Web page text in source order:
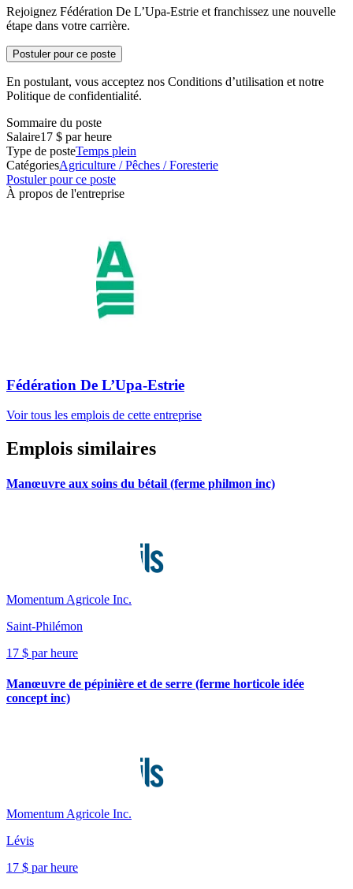
Rejoignez Fédération De L’Upa-Estrie et franchissez une nouvelle
étape dans votre carrière.
Postuler pour ce poste
En postulant, vous acceptez nos Conditions d’utilisation et notre
Politique de confidentialité.
Sommaire du poste
Salaire17 $ par heure
Type de posteTemps plein
CatégoriesAgriculture / Pêches / Foresterie
Postuler pour ce poste
À propos de l'entreprise
Fédération De L’Upa-Estrie
Voir tous les emplois de cette entreprise
Emplois similaires
Manœuvre aux soins du bétail (ferme philmon inc)
Momentum Agricole Inc.
Saint-Philémon
17 $ par heure
Manœuvre de pépinière et de serre (ferme horticole idée
concept inc)
Momentum Agricole Inc.
Lévis
17 $ par heure